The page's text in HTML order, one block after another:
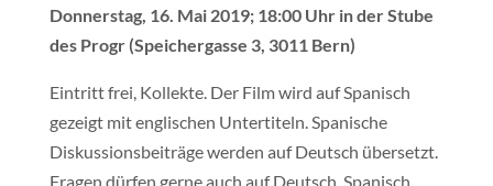
Donnerstag, 16. Mai 2019; 18:00 Uhr in der Stube
des Progr (Speichergasse 3, 3011 Bern)
Eintritt frei, Kollekte. Der Film wird auf Spanisch
gezeigt mit englischen Untertiteln. Spanische
Diskussionsbeiträge werden auf Deutsch übersetzt.
Fragen dürfen gerne auch auf Deutsch, Spanisch,